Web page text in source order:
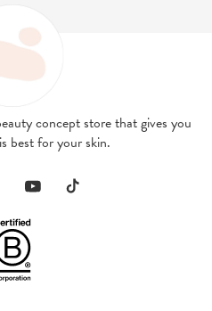
concept store that gives you
best for your skin.